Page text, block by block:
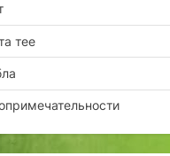
тее